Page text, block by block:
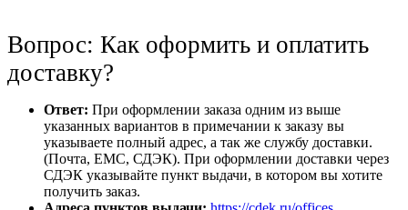
Вопрос: Как оформить и оплатить
доставку?
Ответ: При оформлении заказа одним из выше
указанных вариантов в примечании к заказу вы
указываете полный адрес, а так же службу доставки.
(Почта, ЕМС, СДЭК). При оформлении доставки через
СДЭК указывайте пункт выдачи, в котором вы хотите
получить заказ.